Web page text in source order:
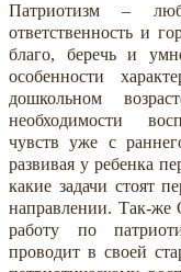
Патриотизм –
ответственность и
благо, беречь и
особенности
дошкольном
необходимости
чувств уже с
развивая у ребенка
какие задачи стоят
направлении. Так-же
работу по
проводит в своей